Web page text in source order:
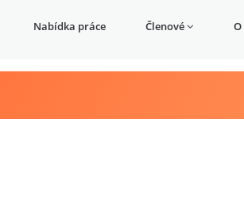
Nabídka práce Členové